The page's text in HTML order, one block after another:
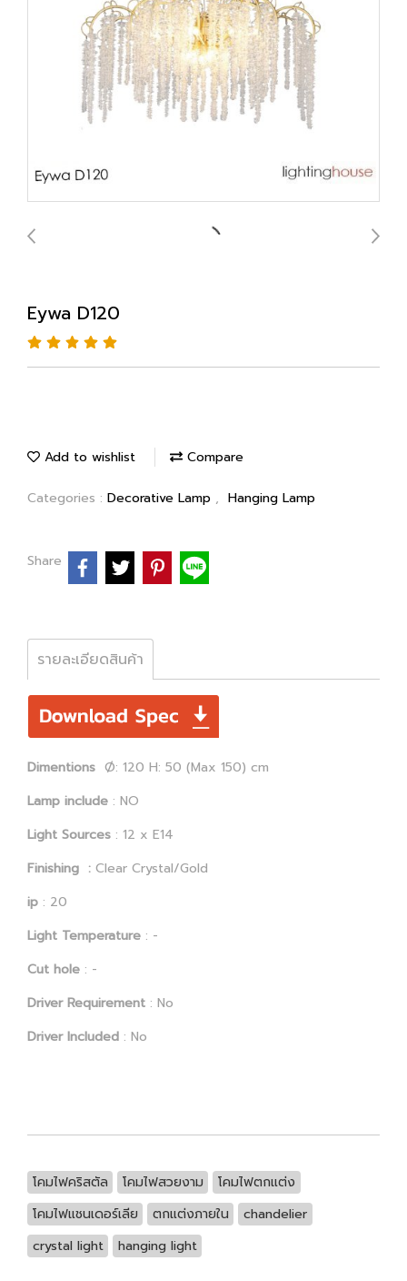
Eywa D120
Add to wishlist Compare
Categories : Decorative Lamp , Hanging Lamp
Share
รายละเอียดสินค้า
Dimentions Ø: 120 H: 50 (Max 150) cm
Lamp include : NO
Light Sources : 12 x E14
Finishing : Clear Crystal/Gold
ip : 20
Light Temperature : -
Cut hole : -
Driver Requirement : No
Driver Included : No
โคมไฟคริสตัล โคมไฟสวยงาม
โคมไฟตกแต่ง
โคมไฟแชนเดอร์เลีย
ตกแต่งภายใน
chandelier
crystal light
hanging light